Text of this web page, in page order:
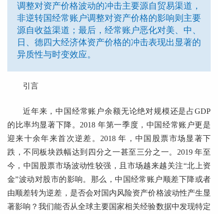
调整对资产价格波动的冲击主要源自贸易渠道，
非逆转国经常账户调整对资产价格的影响则主要
源自收益渠道；最后，经常账户恶化对美、中、
日、德四大经济体资产价格的冲击表现出显著的
异质性与时变效应。
引言
近年来，中国经常账户余额无论绝对规模还是占GDP
的比率均显著下降。2018 年第一季度，中国经常账户更是
迎来十余年来首次逆差。2018 年，中国股票市场显著下
跌，不同板块跌幅达到四分之一甚至三分之一。2019 年至
今，中国股票市场波动性较强，且市场越来越关注“北上资
金”波动对股市的影响。那么，中国经常账户顺差下降或者
由顺差转为逆差，是否会对国内风险资产价格波动性产生显
著影响？我们能否从全球主要国家相关经验数据中发现特定